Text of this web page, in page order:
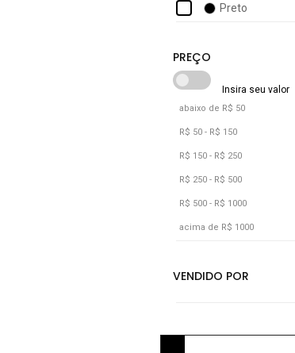
Cia Gota
Cks Premium Label
Preto
abaixo de R$ 50
R$ 50 - R$ 150
R$ 150 - R$ 250
R$ 250 - R$ 500
R$ 500 - R$ 1000
acima de R$ 1000